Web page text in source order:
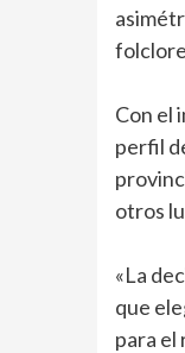
Con el
perfil
otros
«La
que
para el